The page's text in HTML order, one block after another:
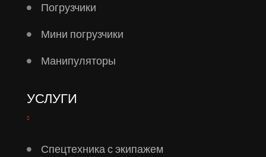
Погрузчики
Мини погрузчики
Манипуляторы
УСЛУГИ
Спецтехника с экипажем